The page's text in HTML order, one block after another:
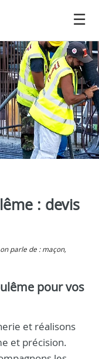
: devis
parle de : maçon,
pour vos
et réalisons
et précision.